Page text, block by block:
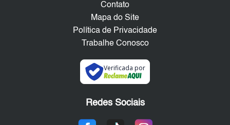
Contato
Mapa do Site
Política de Privacidade
Trabalhe Conosco
Verificada por
Redes Sociais